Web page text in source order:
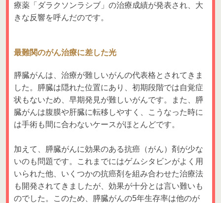
療薬「ダラクソンラシブ」の治療成績が発表され、大
きな反響を呼んだのです。
最難関のがん治療に差した光
膵臓がんは、治療が難しいがんの代表格とされてきま
した。膵臓は隠れた位置にあり、初期段階では自覚症
状もないため、早期発見が難しいがんです。また、膵
臓がんは腹膜や肝臓に転移しやすく、こうなった時に
は手術も間に合わないケースがほとんどです。
加えて、膵臓がんに効果のある抗癌（がん）剤が少な
いのも問題です。これまでにはゲムシタビンがよく用
いられた他、いくつかの抗癌剤を組み合わせた治療法
も開発されてきましたが、効果が十分とは言い難いも
のでした。このため、膵臓がんの5年生存率は他のが